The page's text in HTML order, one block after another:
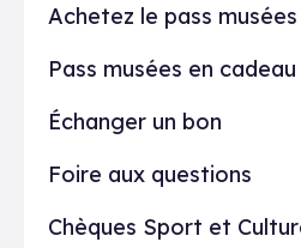
En pratique
Achetez le pass musées
Pass musées en cadeau
Échanger un bon
Foire aux questions
Chèques Sport et